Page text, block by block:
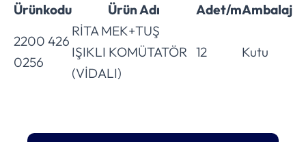
Ürünkodu Ürün Adı Adet/mAmbalaj
2200 426
0256
RİTA MEK+TUŞ
IŞIKLI KOMÜTATÖR
(VİDALI)
12 Kutu